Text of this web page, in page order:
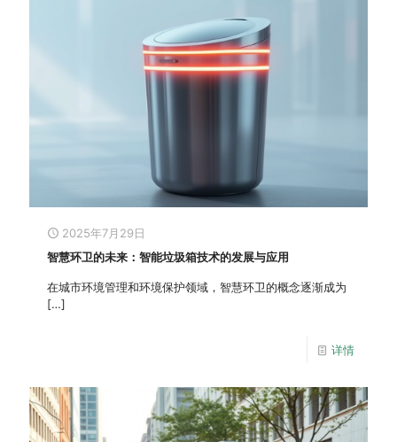
2025年7月29日
智慧环卫的未来：智能垃圾箱技术的发展与应用
在城市环境管理和环境保护领域，智慧环卫的概念逐渐成为
[…]
详情